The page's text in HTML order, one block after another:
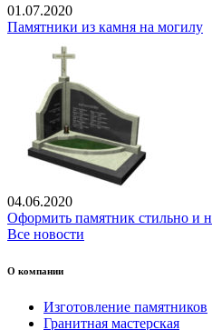
01.07.2020
Памятники из камня на могилу
04.06.2020
Оформить памятник стильно и
Все новости
О компании
Изготовление памятников
Гранитная мастерская